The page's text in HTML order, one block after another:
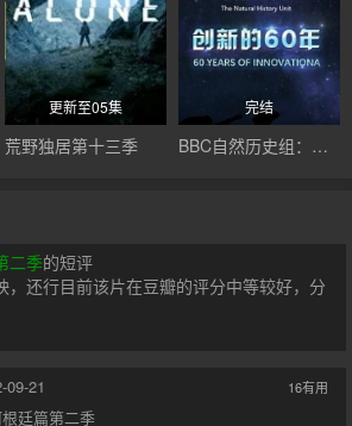
更新至05集
荒野独居第十三季
完结
BBC自然历史组：创新的60年
二季的短评
，还行目前该片在豆瓣的评分中等较好，分
16有用
09-21
廷篇第二季